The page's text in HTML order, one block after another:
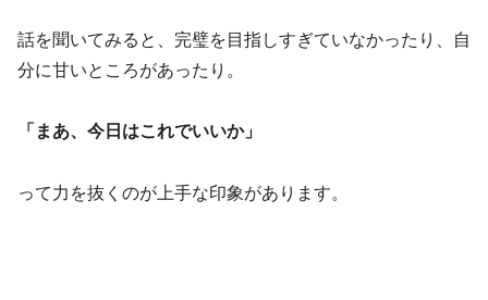
話を聞いてみると、完璧を目指しすぎていなかったり、自
分に甘いところがあったり。
「まあ、今日はこれでいいか」
って力を抜くのが上手な印象があります。